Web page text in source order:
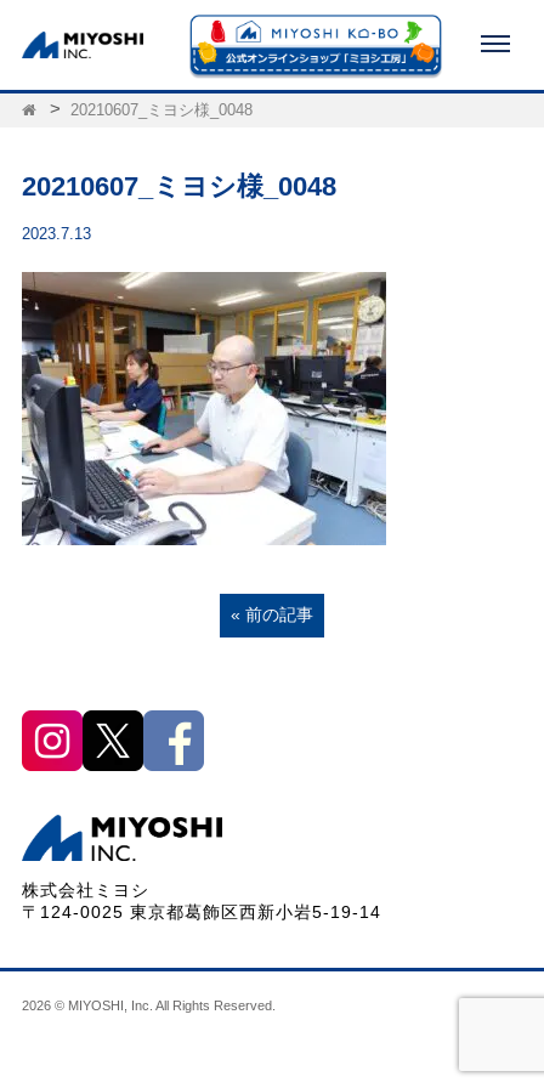
20210607_ミヨシ様_0048
20210607_ミヨシ様_0048
2023.7.13
« 前の記事
株式会社ミヨシ
〒124-0025 東京都葛飾区西新小岩5-19-14
2026 © MIYOSHI, Inc. All Rights Reserved.